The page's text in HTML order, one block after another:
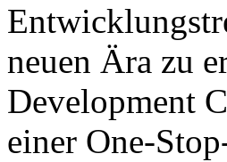
neuen Ära zu
Development
einer One-